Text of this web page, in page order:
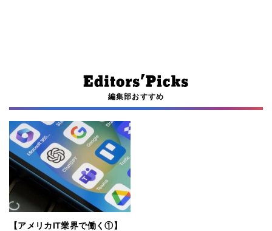
編集部おすすめ
【アメリカIT業界で働く①】